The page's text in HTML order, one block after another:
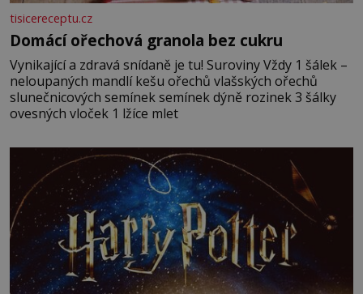
tisicereceptu.cz
Domácí ořechová granola bez cukru
Vynikající a zdravá snídaně je tu! Suroviny Vždy 1 šálek –
neloupaných mandlí kešu ořechů vlašských ořechů
slunečnicových semínek semínek dýně rozinek 3 šálky
ovesných vloček 1 lžíce mlet